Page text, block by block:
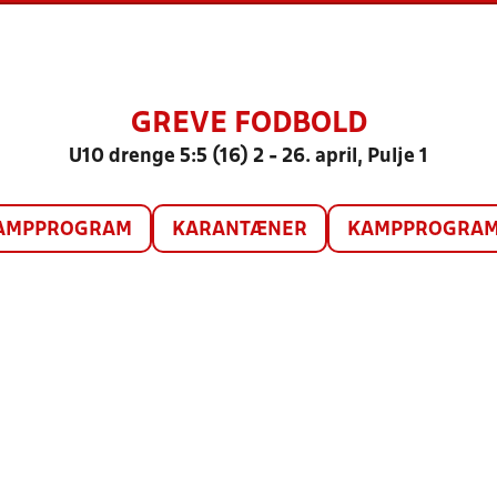
GREVE FODBOLD
U10 drenge 5:5 (16) 2 - 26. april, Pulje 1
KARANTÆNER